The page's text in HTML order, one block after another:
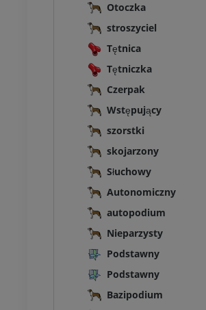
Otoczka
stroszyciel
Tętnica
Tętniczka
Czerpak
Wstępujący
szorstki
skojarzony
Słuchowy
Autonomiczny
autopodium
Nieparzysty
Podstawny
Podstawny
Bazipodium